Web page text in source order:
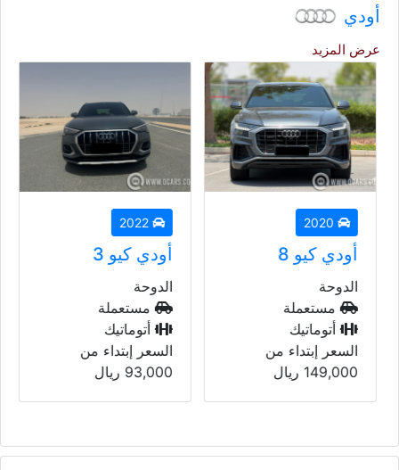
أودي
عرض المزيد
2020
أودي كيو 8
الدوحة
مستعملة
أتوماتيك
السعر إبتداء من
149,000 ريال
2022
أودي كيو 3
الدوحة
مستعملة
أتوماتيك
السعر إبتداء من
93,000 ريال